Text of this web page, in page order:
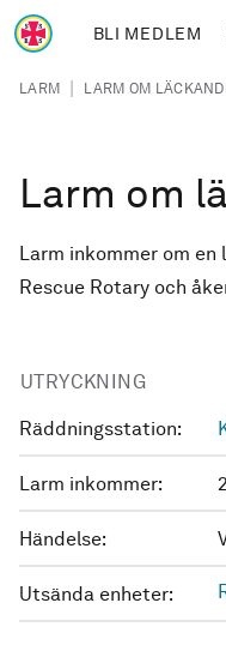
Hoppa till huvudinnehåll
BLI MEDLEM
Länkstig
LARM | LARM OM
Larm om
Larm inkommer om
Rescue Rotary och
UTRYCKNING
Räddningsstation:
Larm inkommer:
Händelse:
Utsända enheter: